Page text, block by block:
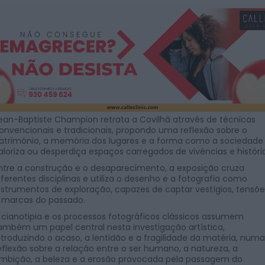
Baptiste Champion retrata a Covilhã através de técnicas
e tradicionais, propondo uma reflexão sobre o
a memória dos lugares e a forma como a sociedade
ou desperdiça espaços carregados de vivências e
a construção e o desaparecimento, a exposição cruza
disciplinas e utiliza o desenho e a fotografia como
de exploração, capazes de captar vestígios,
do passado.
cianotipia e os processos fotográficos clássicos assumem
um papel central nesta investigação artística,
o acaso, a lentidão e a fragilidade da matéria, numa
sobre a relação entre o ser humano, a natureza, a
a beleza e a erosão provocada pela passagem do